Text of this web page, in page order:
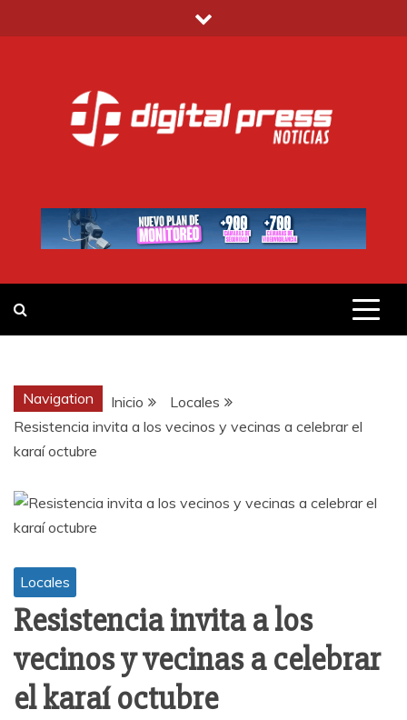
al
DIGITAL PRESS
Navigation Inicio
Locales
Resistencia invita a los vecinos y vecinas a celebrar el
karaí octubre
Locales
Resistencia invita a los
vecinos y vecinas a celebrar
el karaí octubre